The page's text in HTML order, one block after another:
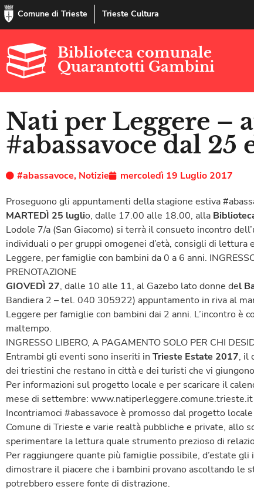
Comune di Trieste Trieste Cultura
Biblioteca comunale
Quarantotti Gambini
Nati per Leggere –
#abassavoce dal 25
#abassavoce, Notizie
mercoledì 19 Luglio 2017
Proseguono gli appuntamenti della stagione estiva
MARTEDÌ 25 luglio, dalle 17.00 alle 18.00, alla
Lodole 7/a (San Giacomo) si terrà il consueto incontro
individuali o per gruppi omogenei d’età, consigli di
Leggere, per famiglie con bambini da 0 a 6 anni.
PRENOTAZIONE
GIOVEDÌ 27, dalle 10 alle 11, al Gazebo lato donne del
Bandiera 2 – tel. 040 305922) appuntamento in riva al
Leggere per famiglie con bambini dai 2 anni. L’incontro è
maltempo.
INGRESSO LIBERO, A PAGAMENTO SOLO PER CHI
Entrambi gli eventi sono inseriti in Trieste Estate 2017, il
dei triestini che restano in città e dei turisti che vi
Per informazioni sul progetto locale e per scaricare il
mese di settembre: www.natiperleggere.comune.trieste.it
Incontriamoci #abassavoce è promosso dal progetto
Comune di Trieste e varie realtà pubbliche e private, allo
sperimentare la lettura quale strumento prezioso di
Per raggiungere quante più famiglie possibile, d’estate
dimostrare il piacere che i bambini provano ascoltando le
potrebbero essere fonte di distrazione.